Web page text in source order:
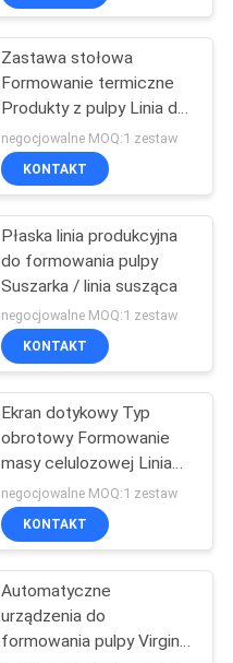
Zastawa stołowa
Formowanie termiczne
Produkty z pulpy Linia do
produkcji pulpy
negocjowalne MOQ:1 zestaw
KONTAKT
Płaska linia produkcyjna
do formowania pulpy
Suszarka / linia susząca
negocjowalne MOQ:1 zestaw
KONTAKT
Ekran dotykowy Typ
obrotowy Formowanie
masy celulozowej Linia
produkcyjna Formowanie
tacy owocowej
negocjowalne MOQ:1 zestaw
KONTAKT
Automatyczne
urządzenia do
formowania pulpy Virgin